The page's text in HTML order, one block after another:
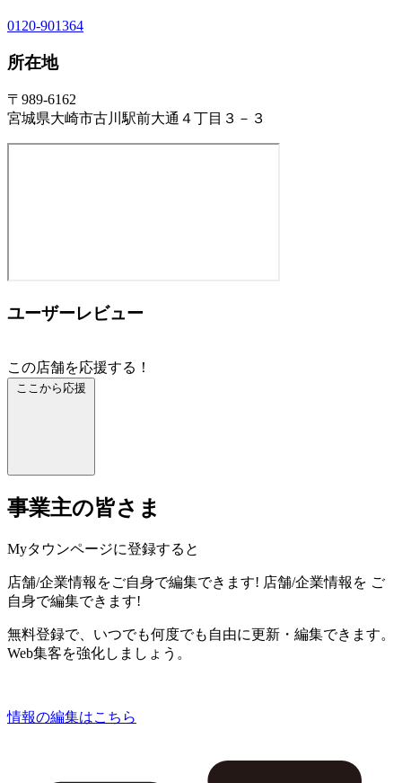
0120-901364
所在地
〒989-6162
宮城県大崎市古川駅前大通４丁目３－３
ユーザーレビュー
この店舗を応援する！
ここから応援
事業主の皆さま
Myタウンページに登録すると
店舗/企業情報をご自身で編集できます! 店舗/企業情報を ご
自身で編集できます!
無料登録で、いつでも何度でも自由に更新・編集できます。
Web集客を強化しましょう。
情報の編集はこちら